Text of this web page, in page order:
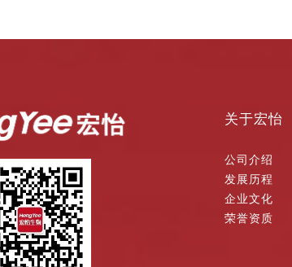
关于宏怡
公司介绍
发展历程
企业文化
荣誉资质